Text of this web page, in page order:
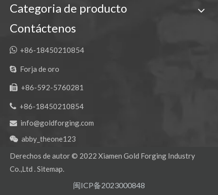
Categoria de producto
Contáctenos
 +86-18450210854
 Forja de oro
 +86-592-5760281
 +86-18450210854
 info@goldforging.com
 abby_theone123
Derechos de autor © 2022 Xiamen Gold Forging Industry
Co.,Ltd .Sitemap.
闽ICP备2023000848